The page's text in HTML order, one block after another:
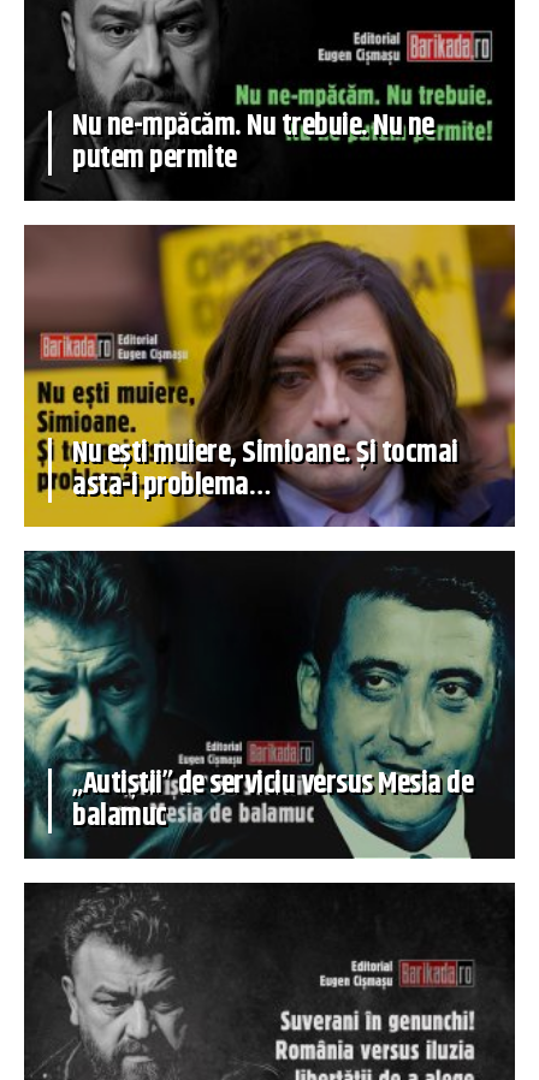
Nu ne-mpăcăm. Nu trebuie. Nu ne
putem permite
Nu ești muiere, Simioane. Și tocmai
asta-i problema…
„Autiștii” de serviciu versus Mesia de
balamuc